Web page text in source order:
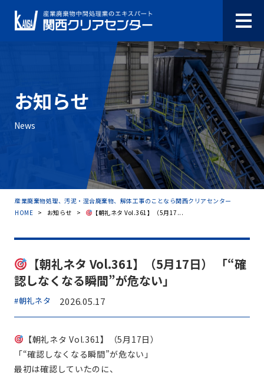
お知らせ
News
産業廃棄物処理、汚泥・混合廃棄物、解体工事のことなら関西クリアセンター
HOME > お知らせ > 【朝礼ネタ Vol.361】（5月17...
【朝礼ネタ Vol.361】（5月17日） 「“確
認しなくなる瞬間”が危ない」
#朝礼ネタ 2026.05.17
【朝礼ネタ Vol.361】（5月17日）
「“確認しなくなる瞬間”が危ない」
最初は確認していたのに、